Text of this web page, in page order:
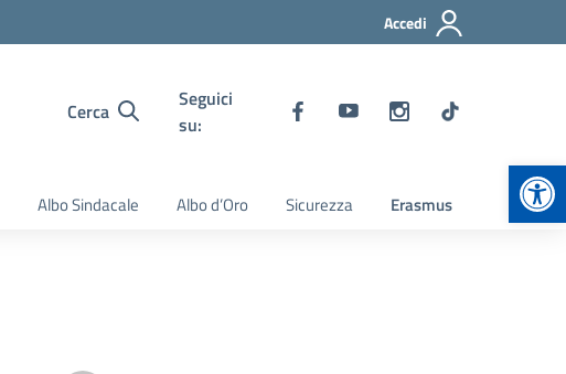
Accedi
Cerca
Seguici
su:
Albo Sindacale Albo d’Oro Sicurezza Erasmus